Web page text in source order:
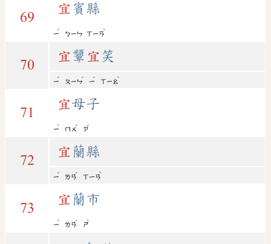
69
宜 賓縣
ㄧ
ˊ
ㄅㄧㄣ ㄒㄧㄢ
ˋ
70
宜顰 宜 笑
ㄧ
ˊ
ㄆㄧㄣ
ˊ
ㄧ
ˊ
ㄒㄧㄠ
ˋ
71
宜母子
ㄧ
ˊ
ㄇㄨ
ˇ
ㄗ
ˇ
72
宜 蘭縣
ㄧ
ˊ
ㄌㄢ
ˊ
ㄒㄧㄢ
ˋ
73
宜 蘭市
ㄧ
ˊ
ㄌㄢ
ˊ
ㄕ
ˋ